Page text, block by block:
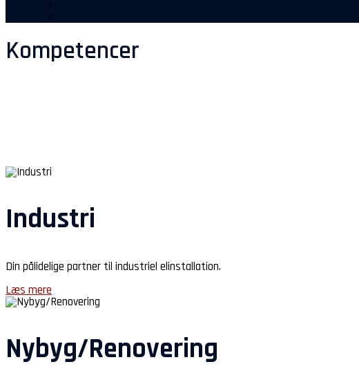
Kompetencer
Industri
Din pålidelige partner til industriel elinstallation.
Læs mere
Nybyg/Renovering